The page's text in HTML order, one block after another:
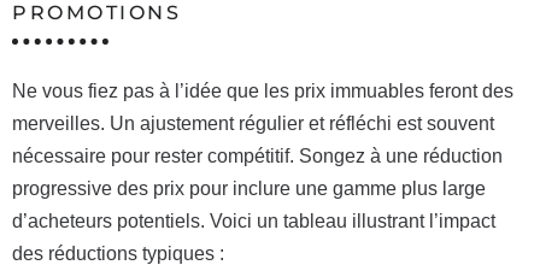
PROMOTIONS
Ne vous fiez pas à l’idée que les prix immuables feront des
merveilles. Un ajustement régulier et réfléchi est souvent
nécessaire pour rester compétitif. Songez à une réduction
progressive des prix pour inclure une gamme plus large
d’acheteurs potentiels. Voici un tableau illustrant l’impact
des réductions typiques :